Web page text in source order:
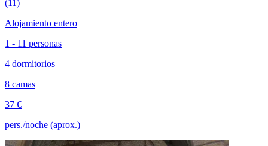
(11)
Alojamiento entero
1 - 11 personas
4 dormitorios
8 camas
37 €
pers./noche (aprox.)